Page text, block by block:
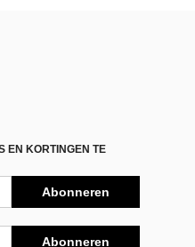
EN KORTINGEN TE
Abonneren
Abonneren